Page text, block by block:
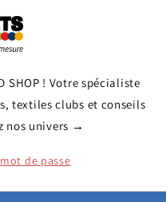
SHOP ! Votre spécialiste
textiles clubs et conseils
nos univers →
de passe